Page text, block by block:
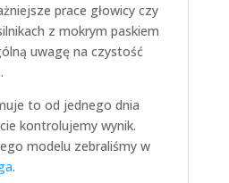
prace głowicy czy
z mokrym paskiem
uwagę na czystość
to od jednego dnia
kontrolujemy wynik.
modelu zebraliśmy w
.